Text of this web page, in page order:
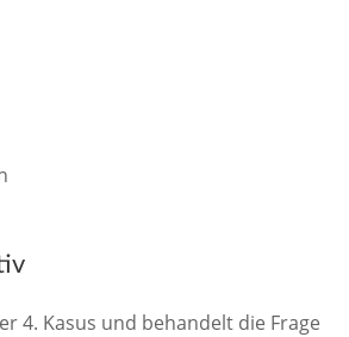
4. Kasus und behandelt die Frage